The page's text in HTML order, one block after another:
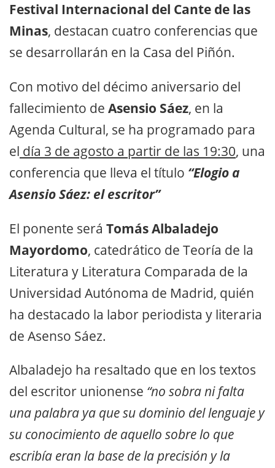
Festival Internacional del Cante de las
Minas, destacan cuatro conferencias que
se desarrollarán en la Casa del Piñón.
Con motivo del décimo aniversario del
fallecimiento de Asensio Sáez, en la
Agenda Cultural, se ha programado para
el día 3 de agosto a partir de las 19:30, una
conferencia que lleva el título “Elogio a
Asensio Sáez: el escritor”
El ponente será Tomás Albaladejo
Mayordomo, catedrático de Teoría de la
Literatura y Literatura Comparada de la
Universidad Autónoma de Madrid, quién
ha destacado la labor periodista y literaria
de Asenso Sáez.
Albaladejo ha resaltado que en los textos
del escritor unionense “no sobra ni falta
una palabra ya que su dominio del lenguaje y
su conocimiento de aquello sobre lo que
escribía eran la base de la precisión y la